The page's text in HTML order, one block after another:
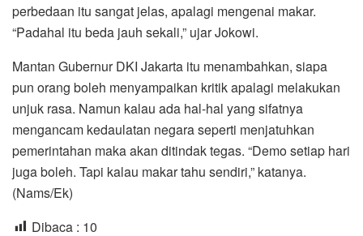
perbedaan itu sangat jelas, apalagi mengenai makar.
“Padahal itu beda jauh sekali,” ujar Jokowi.
Mantan Gubernur DKI Jakarta itu menambahkan, siapa
pun orang boleh menyampaikan kritik apalagi melakukan
unjuk rasa. Namun kalau ada hal-hal yang sifatnya
mengancam kedaulatan negara seperti menjatuhkan
pemerintahan maka akan ditindak tegas. “Demo setiap hari
juga boleh. Tapi kalau makar tahu sendiri,” katanya.
(Nams/Ek)
Dibaca : 10